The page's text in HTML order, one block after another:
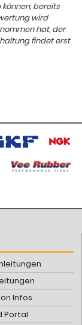
bereits
wird
hat, der
findet erst
Infos
Portal